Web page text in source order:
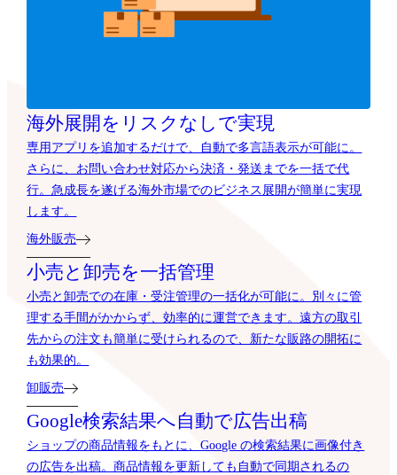
海外展開を リスクなしで実現
専用アプリを追加するだけで、自動で多言語表示が可能に。
さらに、お問い合わせ対応から決済・発送までを一括で代
行。急成長を遂げる海外市場でのビジネス展開が簡単に実現
します。
海外販売
小売と卸売を一括管理
小売と卸売での在庫・受注管理の一括化が可能に。別々に管
理する手間がかからず、効率的に運営できます。遠方の取引
先からの注文も簡単に受けられるので、新たな販路の開拓に
も効果的。
卸販売
Google検索結果へ自動で広告出稿
ショップの商品情報をもとに、Google の検索結果に画像付き
の広告を出稿。商品情報を更新しても自動で同期されるの